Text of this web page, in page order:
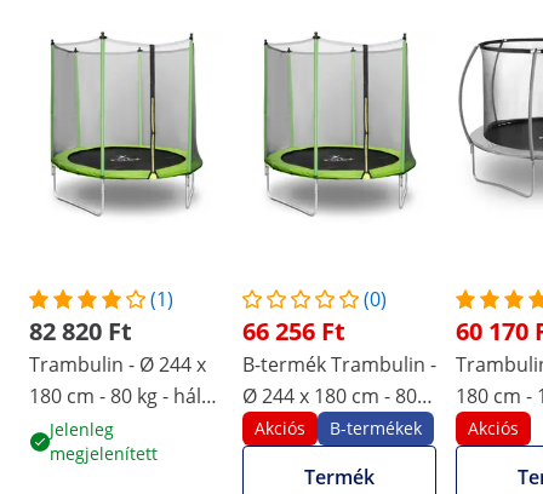
(1)
82 820 Ft
Trambulin - Ø 244 x
180 cm - 80 kg - háló
- fekete/zöld
Jelenleg
megjelenített
(0)
66 256 Ft
B-termék Trambulin -
Ø 244 x 180 cm - 80
kg - háló - fekete/zöld
Akciós B-termékek
Termék
60 170
180 cm -
háló -
Akciós